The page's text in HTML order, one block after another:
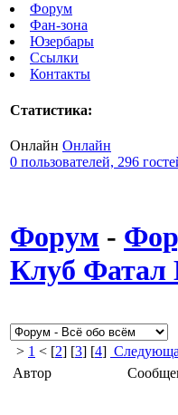
Форум
Фан-зона
Юзербары
Ссылки
Контакты
Статистика:
Онлайн Онлайн
0 пользователей, 296
Форум -
Клуб Фатал
> 1 < [2] [3] [4]
Автор